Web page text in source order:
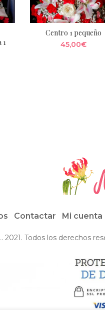
Centro 1 pequeño
45,00€
Contactar Mi cuenta
2021. Todos los derechos